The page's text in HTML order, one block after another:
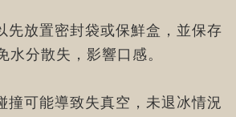
先放置密封袋或保鮮盒，並保存
水分散失，影響口感。
撞可能導致失真空，未退冰情況